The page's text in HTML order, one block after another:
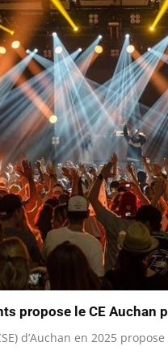
propose le CE Auchan
d’Auchan en 2025